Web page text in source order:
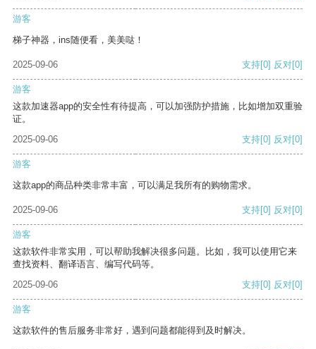
游客
梯子神器，ins随便看，美美哒！
2025-09-06 支持[0] 反对[0]
游客
这款加速器app的安全性有待提高，可以加强防护措施，比如增加双重验
证。
2025-09-06
支持[0] 反对[0]
游客
这款app的商品种类非常丰富，可以满足我所有的购物需求。
2025-09-06 支持[0] 反对[0]
游客
这款软件非常实用，可以帮助我解决很多问题。比如，我可以使用它来
查找资料、翻译语言、编写代码等。
2025-09-06
支持[0] 反对[0]
游客
这款软件的售后服务非常好，遇到问题都能得到及时解决。